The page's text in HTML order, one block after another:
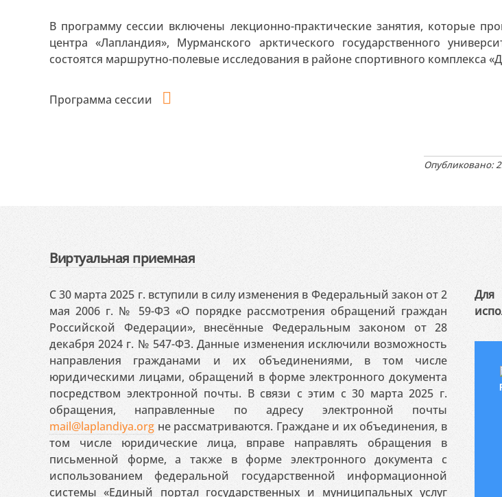
В программу сессии включены лекционно-практические занятия, которые
центра «Лапландия», Мурманского арктического государственного
состоятся маршрутно-полевые исследования в районе спортивного комплекса
Программа сессии
Опубликовано:
Виртуальная приемная
С 30 марта 2025 г. вступили в силу изменения в Федеральный закон от 2
мая 2006 г. № 59-ФЗ «О порядке рассмотрения обращений граждан
Российской Федерации», внесённые Федеральным законом от 28
декабря 2024 г. № 547-ФЗ. Данные изменения исключили возможность
направления гражданами и их объединениями, в том числе
юридическими лицами, обращений в форме электронного документа
посредством электронной почты. В связи с этим с 30 марта 2025 г.
обращения, направленные по адресу электронной почты
mail@laplandiya.org не рассматриваются. Граждане и их объединения, в
том числе юридические лица, вправе направлять обращения в
письменной форме, а также в форме электронного документа с
использованием федеральной государственной информационной
системы «Единый портал государственных и муниципальных услуг
Для